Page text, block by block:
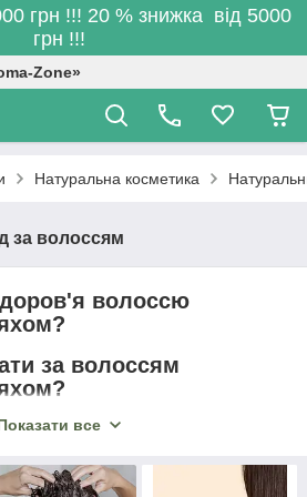
грн !!! 20 % знижка від 5000
грн !!!
Zone»
Натуральна косметика
за волоссям
волоссю
за волоссям
волоссям має багато переваг перед
таких як сульфати, парабени та
волосся та шкіру голови в
все